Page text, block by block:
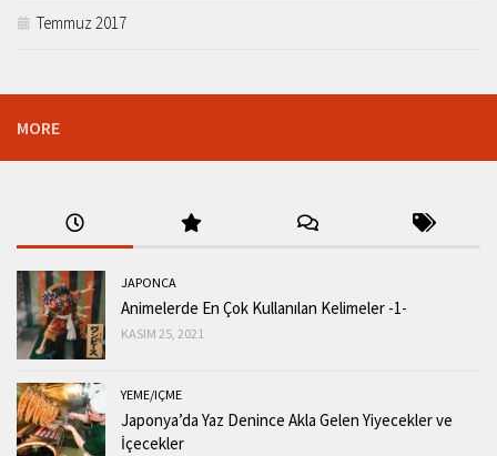
Temmuz 2017
MORE
JAPONCA
Animelerde En Çok Kullanılan Kelimeler -1-
KASIM 25, 2021
YEME/IÇME
Japonya’da Yaz Denince Akla Gelen Yiyecekler ve
İçecekler